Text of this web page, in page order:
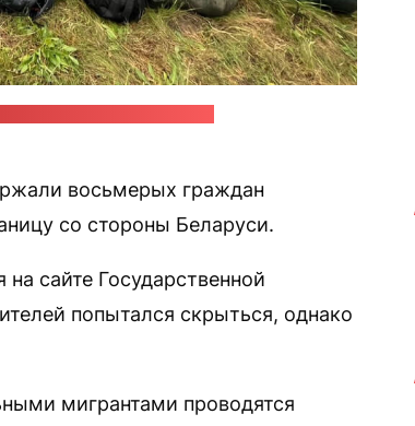
восьмерых граждан
со стороны Беларуси.
на сайте Государственной
попытался скрыться, однако
мигрантами проводятся